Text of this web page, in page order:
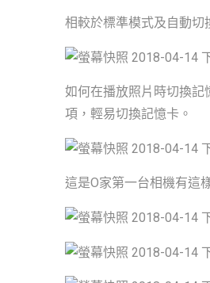
相較於標準模式及自動切
如何在播放照片時切換記
項，輕易切換記憶卡。
這是O家第一台相機有這